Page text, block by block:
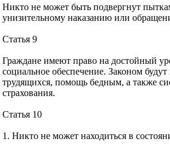
Никто не может быть подвергнут
унизительному наказанию или
Статья 9
Граждане имеют право на достойный
социальное обеспечение. Законом
трудящихся, помощь бедным, а также
страхования.
Статья 10
1. Никто не может находиться в